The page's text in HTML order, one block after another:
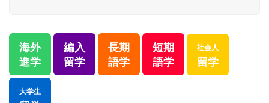
海外
進学
編入
留学
長期
語学
短期
語学
社会人
留学
大学生